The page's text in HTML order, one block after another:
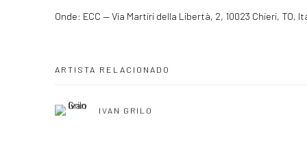
Onde: ECC — Via Martiri della Libertà, 2, 10023 Chieri, TO,
ARTISTA RELACIONADO
IVAN GRILO